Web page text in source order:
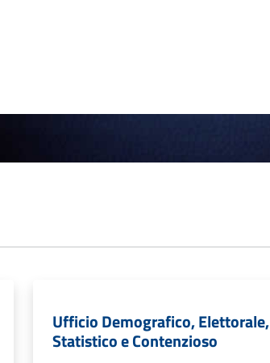
Ufficio Demografico, Elettorale,
Statistico e Contenzioso